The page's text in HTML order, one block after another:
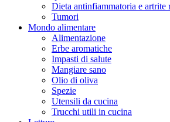
Dieta antinfiammatoria e artrite
Tumori
Mondo alimentare
Alimentazione
Erbe aromatiche
Impasti di salute
Mangiare sano
Olio di oliva
Spezie
Utensili da cucina
Trucchi utili in cucina